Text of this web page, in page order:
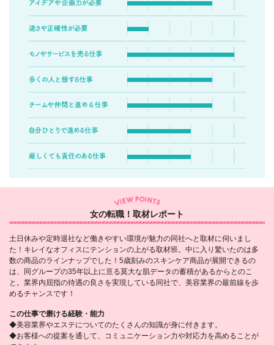
女の転職！取材レポート
土日休みや定時退社など働きやすい環境が魅力の同社へと取材に伺いまし
た！キレイなオフィスにテンションの上がる取材班。中に入り驚いたのは多
数の商品のラインナップでした！5歳刻みのスキンケア商品が展開できるの
は、同グループの35年以上に亘る莫大な肌データの蓄積があるからとのこ
と。業界内屈指の待遇の良さを実現している同社で、美容業界の最前線を歩
めるチャンスです！
この仕事で磨ける経験・能力
◆美容業界やエステについてのたくさんの知識が身に付きます。
◆お客様への提案を通して、コミュニケーション力や対応力を高めることが